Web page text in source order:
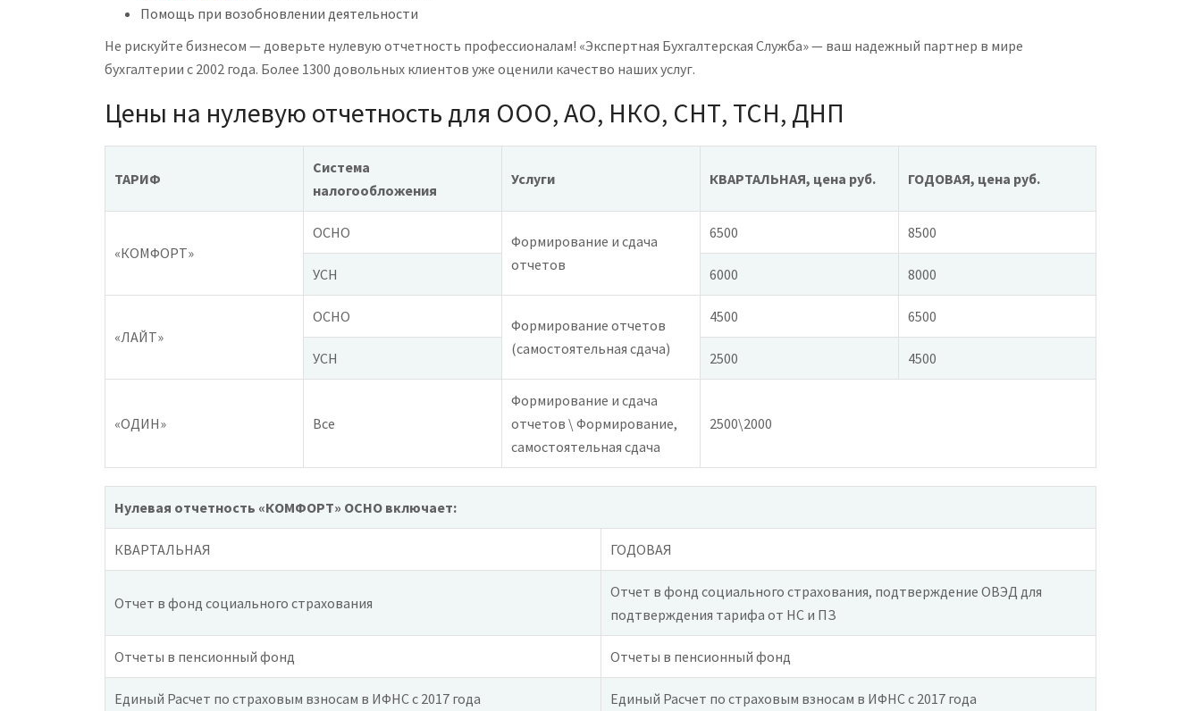
Помощь при возобновлении деятельности
Не рискуйте бизнесом — доверьте нулевую отчетность профессионалам! «Экспертная Бухгалтерская Служба» — ваш надежный партнер в мире
бухгалтерии с 2002 года. Более 1300 довольных клиентов уже оценили качество наших услуг.
Цены на нулевую отчетность для ООО, АО, НКО, СНТ, ТСН, ДНП
ТАРИФ
Система
налогообложения
Услуги КВАРТАЛЬНАЯ, цена руб. ГОДОВАЯ, цена руб.
«КОМФОРТ»
ОСНО
Формирование и сдача
отчетов
6500 8500
УСН 6000 8000
«ЛАЙТ»
ОСНО
Формирование отчетов
(самостоятельная сдача)
4500 6500
УСН 2500 4500
«ОДИН» Все
Формирование и сдача
отчетов \ Формирование,
самостоятельная сдача
2500\2000
Нулевая отчетность «КОМФОРТ» ОСНО включает:
КВАРТАЛЬНАЯ ГОДОВАЯ
Отчет в фонд социального страхования
Отчет в фонд социального страхования, подтверждение ОВЭД для
подтверждения тарифа от НС и ПЗ
Отчеты в пенсионный фонд Отчеты в пенсионный фонд
Единый Расчет по страховым взносам в ИФНС с 2017 года Единый Расчет по страховым взносам в ИФНС с 2017 года